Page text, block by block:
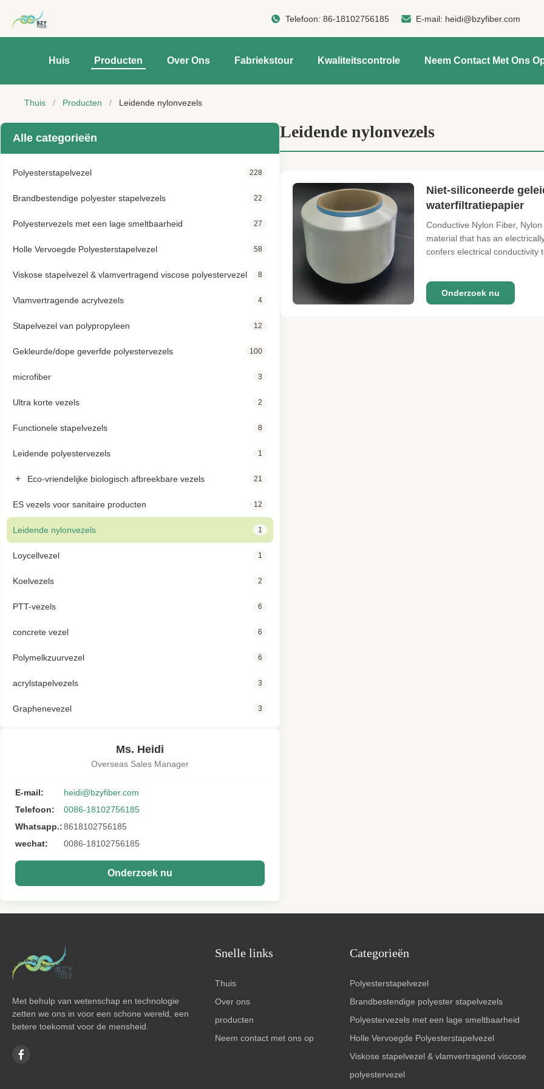
Telefoon:86-18102756185 E-mail: heidi@bzyfiber.com
Huis Producten Over Ons Fabriekstour Kwaliteitscontrole Neem Contact Met Ons
Thuis / Producten / Leidende nylonvezels
Alle categorieën
Polyesterstapelvezel 228
Brandbestendige polyester stapelvezels 22
Polyestervezels met een lage smeltbaarheid 27
Holle Vervoegde Polyesterstapelvezel 58
Viskose stapelvezel & vlamvertragend viscose polyestervezel 8
Vlamvertragende acrylvezels 4
Stapelvezel van polypropyleen 12
Gekleurde/dope geverfde polyestervezels 100
microfiber 3
Ultra korte vezels 2
Functionele stapelvezels 8
Leidende polyestervezels 1
+ Eco-vriendelijke biologisch afbreekbare vezels 21
ES vezels voor sanitaire producten 12
Leidende nylonvezels 1
Loycellvezel 1
Koelvezels 2
PTT-vezels 6
concrete vezel 6
Polymelkzuurvezel 6
acrylstapelvezels 3
Graphenevezel 3
Ms. Heidi
Overseas Sales Manager
E-mail:
heidi@bzyfiber.com
Telefoon:
0086-18102756185
Whatsapp.:8618102756185
wechat:
0086-18102756185
Onderzoek nu
Leidende nylonvezels
Niet-siliconeerde
waterfiltratiepapier
Conductive Nylon Fiber,
material that has an
confers electrical conductivity
Onderzoek nu
Met behulp van wetenschap en technologie
zetten we ons in voor een schone wereld, een
betere toekomst voor de mensheid.
Snelle links
Thuis
Over ons
producten
Neem contact met ons op
Categorieën
Polyesterstapelvezel
Brandbestendige polyester stapelvezels
Polyestervezels met een lage smeltbaarheid
Holle Vervoegde Polyesterstapelvezel
Viskose stapelvezel & vlamvertragend viscose
polyestervezel